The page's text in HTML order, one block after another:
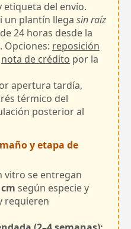
etiqueta del envío.
un plantín llega sin raíz
24 horas desde la
Opciones: reposición
nota de crédito por la
apertura tardía,
térmico del
posterior al
y etapa de
vitro se entregan
según especie y
requieren